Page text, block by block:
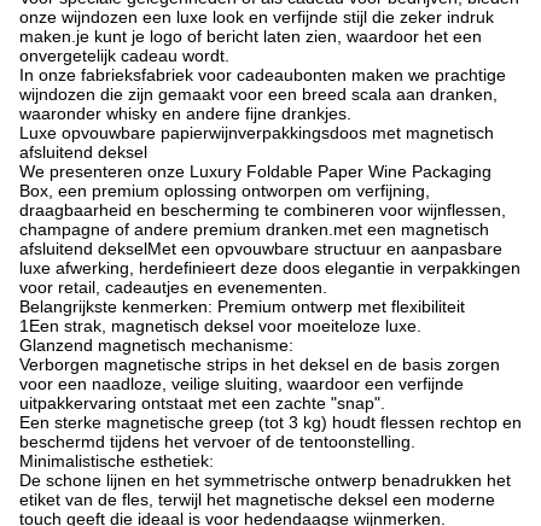
onze wijndozen een luxe look en verfijnde stijl die zeker indruk
maken.je kunt je logo of bericht laten zien, waardoor het een
onvergetelijk cadeau wordt.
In onze fabrieksfabriek voor cadeaubonten maken we prachtige
wijndozen die zijn gemaakt voor een breed scala aan dranken,
waaronder whisky en andere fijne drankjes.
Luxe opvouwbare papierwijnverpakkingsdoos met magnetisch
afsluitend deksel
We presenteren onze Luxury Foldable Paper Wine Packaging
Box, een premium oplossing ontworpen om verfijning,
draagbaarheid en bescherming te combineren voor wijnflessen,
champagne of andere premium dranken.met een magnetisch
afsluitend dekselMet een opvouwbare structuur en aanpasbare
luxe afwerking, herdefinieert deze doos elegantie in verpakkingen
voor retail, cadeautjes en evenementen.
Belangrijkste kenmerken: Premium ontwerp met flexibiliteit
1Een strak, magnetisch deksel voor moeiteloze luxe.
Glanzend magnetisch mechanisme:
Verborgen magnetische strips in het deksel en de basis zorgen
voor een naadloze, veilige sluiting, waardoor een verfijnde
uitpakkervaring ontstaat met een zachte "snap".
Een sterke magnetische greep (tot 3 kg) houdt flessen rechtop en
beschermd tijdens het vervoer of de tentoonstelling.
Minimalistische esthetiek:
De schone lijnen en het symmetrische ontwerp benadrukken het
etiket van de fles, terwijl het magnetische deksel een moderne
touch geeft die ideaal is voor hedendaagse wijnmerken.